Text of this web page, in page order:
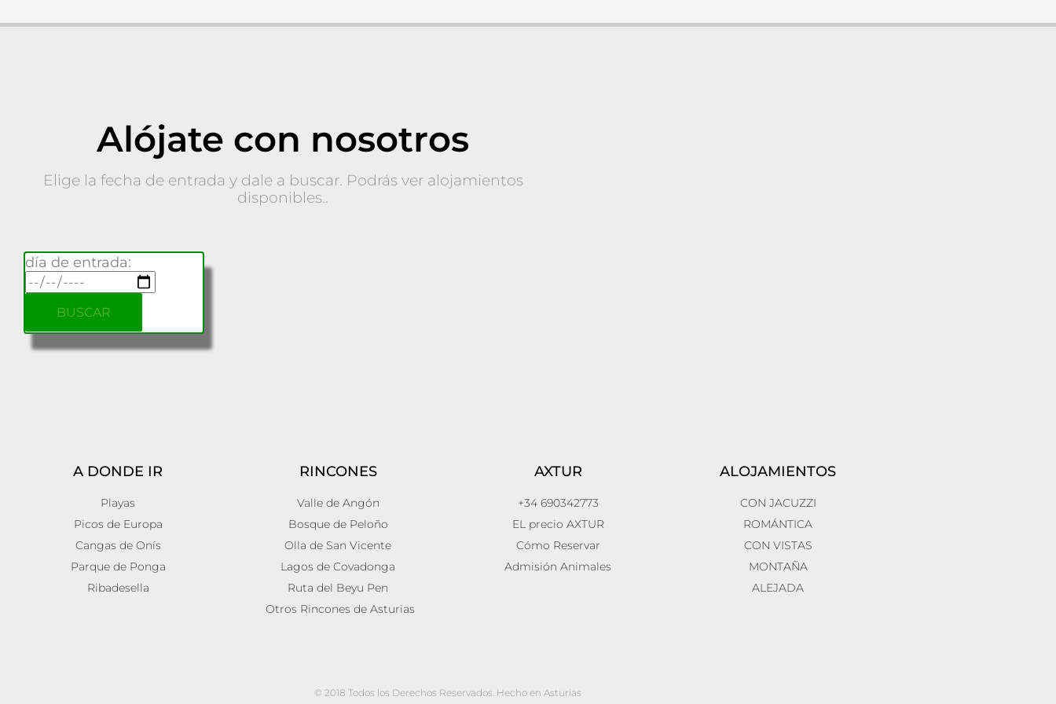
Alójate con nosotros
Elige la fecha de entrada y dale a buscar. Podrás ver alojamientos
disponibles..
día de entrada:
A DONDE IR
Playas
Picos de Europa
Cangas de Onís
Parque de Ponga
Ribadesella
RINCONES
Valle de Angón
Bosque de Peloño
Olla de San Vicente
Lagos de Covadonga
Ruta del Beyu Pen
Otros Rincones de Asturias
AXTUR
+34 690342773
EL precio AXTUR
Cómo Reservar
Admisión Animales
ALOJAMIENTOS
CON JACUZZI
ROMÁNTICA
CON VISTAS
MONTAÑA
ALEJADA
© 2018 Todos los Derechos Reservados. Hecho en Asturias